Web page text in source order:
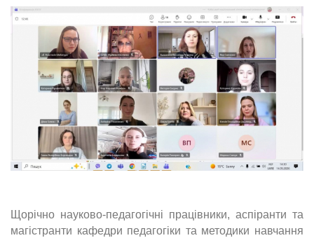
Щорічно науково-педагогічні працівники, аспіранти та
магістранти кафедри педагогіки та методики навчання